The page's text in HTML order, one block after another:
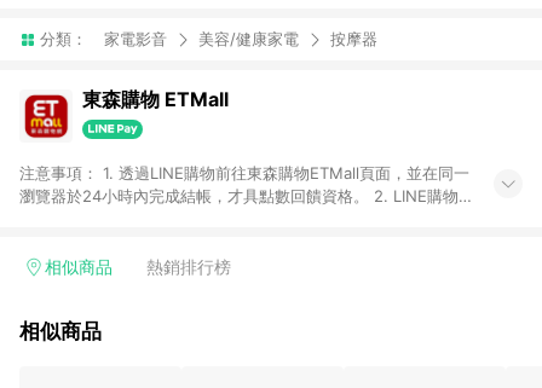
分類： 家電影音 美容/健康家電 按摩器
東森購物 ETMall
注意事項： 1. 透過LINE購物前往東森購物ETMall頁面，並在同一
瀏覽器於24小時內完成結帳，才具點數回饋資格。 2. LINE購物
單，皆不在點數回饋範圍內。 3. 如購買以下類別商品，將無法獲
球嚴選、商城、專案商品、「草莓網」全館商品。 4. 如取消訂
相似商品 熱銷排行榜
相似商品